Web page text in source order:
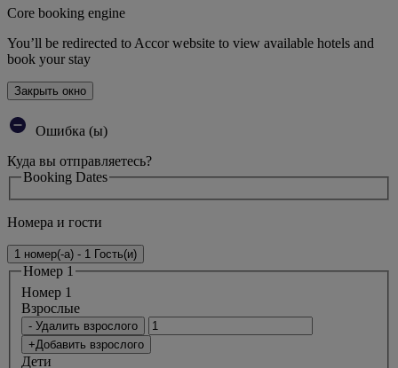
Core booking engine
You’ll be redirected to Accor website to view available hotels and
book your stay
Закрыть окно
Ошибка (ы)
Куда вы отправляетесь?
Booking Dates
Номера и гости
1 номер(-а) - 1 Гость(и)
Номер 1
Номер 1
Bзрослые
- Удалить взрослого
+Добавить взрослого
Дети